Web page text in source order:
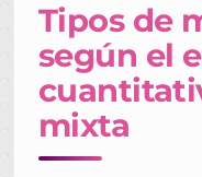
Tipos de
según el
mixta